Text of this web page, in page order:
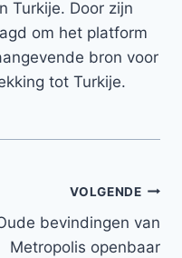
Turkije. Door zijn
om het platform
bron voor
tot Turkije.
VOLGENDE
bevindingen van
Metropolis openbaar